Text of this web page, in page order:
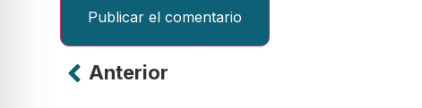
Alternative:
Anterior